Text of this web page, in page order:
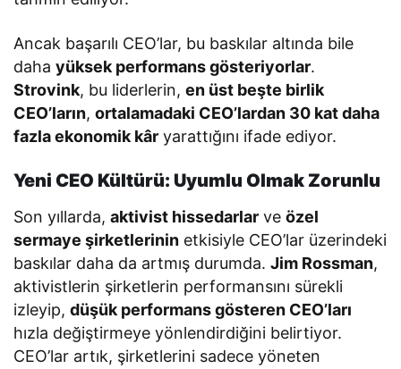
Ancak başarılı CEO’lar, bu baskılar altında bile
dahayüksek performans gösteriyorlar.
Strovink, bu liderlerin,en üst beşte birlik
CEO’ların,ortalamadaki CEO’lardan 30 kat daha
fazla ekonomik kâr yarattığını ifade ediyor.
Yeni CEO Kültürü: Uyumlu Olmak Zorunlu
Son yıllarda,aktivist hissedarlar veözel
sermaye şirketlerinin etkisiyle CEO’lar üzerindeki
baskılar daha da artmış durumda.Jim Rossman,
aktivistlerin şirketlerin performansını sürekli
izleyip,düşük performans gösteren CEO’ları
hızla değiştirmeye yönlendirdiğini belirtiyor.
CEO’lar artık, şirketlerini sadece yöneten